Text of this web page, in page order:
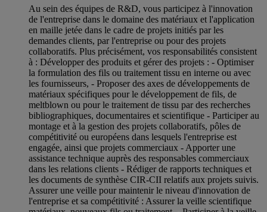
Au sein des équipes de R&D, vous participez à l'innovation
de l'entreprise dans le domaine des matériaux et l'application
en maille jetée dans le cadre de projets initiés par les
demandes clients, par l'entreprise ou pour des projets
collaboratifs. Plus précisément, vos responsabilités consistent
à : Développer des produits et gérer des projets : - Optimiser
la formulation des fils ou traitement tissu en interne ou avec
les fournisseurs, - Proposer des axes de développements de
matériaux spécifiques pour le développement de fils, de
meltblown ou pour le traitement de tissu par des recherches
bibliographiques, documentaires et scientifique - Participer au
montage et à la gestion des projets collaboratifs, pôles de
compétitivité ou européens dans lesquels l'entreprise est
engagée, ainsi que projets commerciaux - Apporter une
assistance technique auprès des responsables commerciaux
dans les relations clients - Rédiger de rapports techniques et
les documents de synthèse CIR-CII relatifs aux projets suivis.
Assurer une veille pour maintenir le niveau d'innovation de
l'entreprise et sa compétitivité : Assurer la veille scientifique